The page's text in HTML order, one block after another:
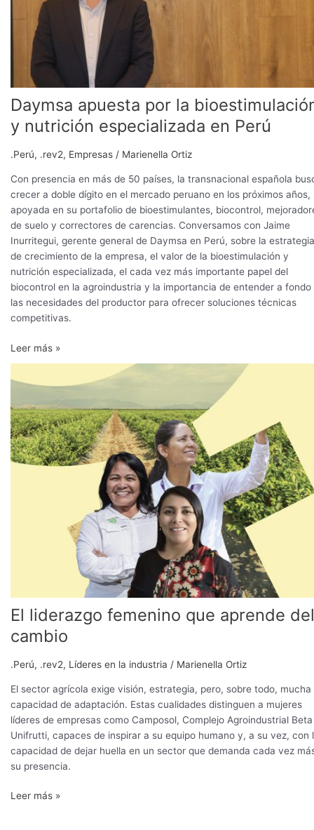
Daymsa apuesta por la
y nutrición especializada en Perú
.Perú, .rev2, Empresas / Marienella Ortiz
Con presencia en más de 50 países, la transnacional española
crecer a doble dígito en el mercado peruano en los próximos años,
apoyada en su portafolio de bioestimulantes, biocontrol,
de suelo y correctores de carencias. Conversamos con Jaime
Inurritegui, gerente general de Daymsa en Perú, sobre la estrategia
de crecimiento de la empresa, el valor de la bioestimulación y
nutrición especializada, el cada vez más importante papel del
biocontrol en la agroindustria y la importancia de entender a fondo
las necesidades del productor para ofrecer soluciones técnicas
competitivas.
Leer más »
El liderazgo femenino que aprende del
cambio
.Perú, .rev2, Líderes en la industria / Marienella Ortiz
El sector agrícola exige visión, estrategia, pero, sobre todo, mucha
capacidad de adaptación. Estas cualidades distinguen a mujeres
líderes de empresas como Camposol, Complejo Agroindustrial
Unifrutti, capaces de inspirar a su equipo humano y, a su vez, con
capacidad de dejar huella en un sector que demanda cada vez
su presencia.
liderazgo
que
aprende
del
cambio
Leer más »